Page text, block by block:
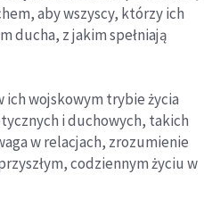
aby wszyscy, którzy ich
ducha, z jakim spełniają
ich wojskowym trybie życia
i duchowych, takich
w relacjach, zrozumienie
codziennym życiu w